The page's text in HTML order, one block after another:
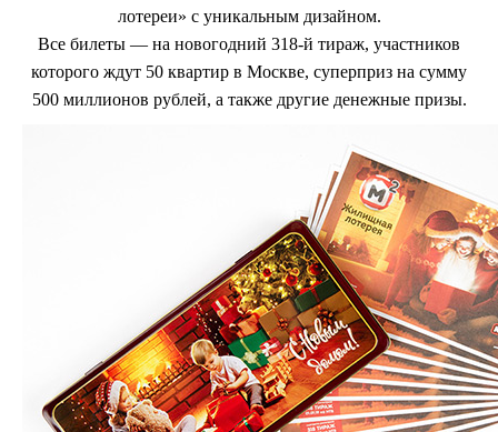
лотереи» с уникальным дизайном.
Все билеты — на новогодний 318-й тираж, участников
которого ждут 50 квартир в Москве, суперприз на сумму
500 миллионов рублей, а также другие денежные призы.